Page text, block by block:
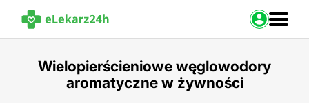
Zaloguj
Strona Główna
Wielopierścieniowe węglowodory
aromatyczne w żywności